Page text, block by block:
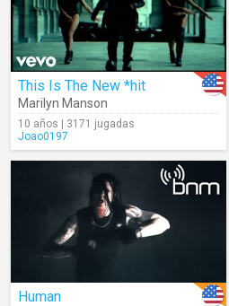
This Is The New *hit
Marilyn Manson
10 años | 3171 jugadas
Joao0197
Human